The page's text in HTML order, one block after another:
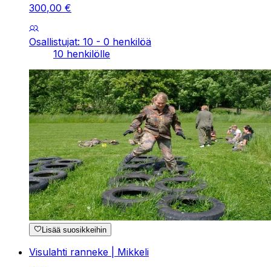
300,00 €
Osallistujat: 10 - 0 henkilöä
10 henkilölle
Lisää suosikkeihin
Visulahti ranneke | Mikkeli